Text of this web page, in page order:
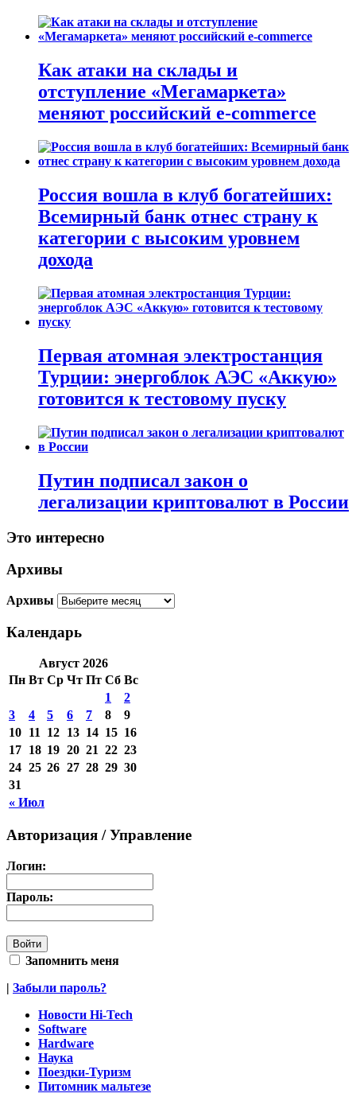
Как атаки на склады и
отступление «Мегамаркета»
меняют российский e-commerce
Россия вошла в клуб богатейших:
Всемирный банк отнес страну к
категории с высоким уровнем
дохода
Первая атомная электростанция
Турции: энергоблок АЭС «Аккую»
готовится к тестовому пуску
Путин подписал закон о
легализации криптовалют в России
Это интересно
Архивы
Архивы
Календарь
Август 2026
Пн Вт Ср Чт Пт Сб Вс
« Июл
1
2
3
4 5 6 7 8
9
10 11 12 13 14 15 16
17 18 19 20 21 22 23
24 25 26 27 28 29 30
31
Авторизация / Управление
Логин:
Пароль:
Запомнить меня
| Забыли пароль?
Новости Hi-Tech
Software
Hardware
Наука
Поездки-Туризм
Питомник мальтезе